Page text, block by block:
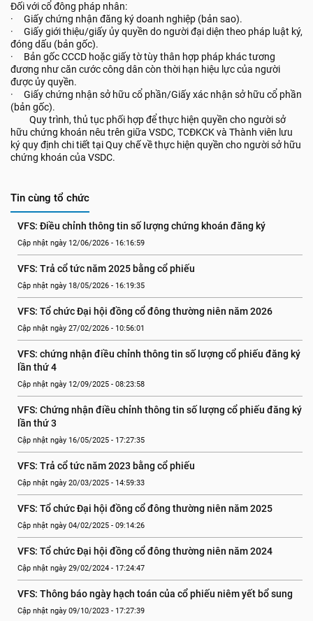
Đối với cổ đông pháp nhân:
· Giấy chứng nhận đăng ký doanh nghiệp (bản sao).
· Giấy giới thiệu/giấy ủy quyền do người đại diện theo pháp luật ký,
đóng dấu (bản gốc).
· Bản gốc CCCD hoặc giấy tờ tùy thân hợp pháp khác tương
đương như căn cước công dân còn thời hạn hiệu lực của người
được ủy quyền.
· Giấy chứng nhận sở hữu cổ phần/Giấy xác nhận sở hữu cổ phần
(bản gốc).
Quy trình, thủ tục phối hợp để thực hiện quyền cho người sở
hữu chứng khoán nêu trên giữa VSDC, TCĐKCK và Thành viên lưu
ký quy định chi tiết tại Quy chế về thực hiện quyền cho người sở hữu
chứng khoán của VSDC.
Tin cùng tổ chức
VFS: Điều chỉnh thông tin số lượng chứng khoán đăng ký
Cập nhật ngày 12/06/2026 - 16:16:59
VFS: Trả cổ tức năm 2025 bằng cổ phiếu
Cập nhật ngày 18/05/2026 - 16:19:35
VFS: Tổ chức Đại hội đồng cổ đông thường niên năm 2026
Cập nhật ngày 27/02/2026 - 10:56:01
VFS: chứng nhận điều chỉnh thông tin số lượng cổ phiếu đăng ký
lần thứ 4
Cập nhật ngày 12/09/2025 - 08:23:58
VFS: Chứng nhận điều chỉnh thông tin số lượng cổ phiếu đăng ký
lần thứ 3
Cập nhật ngày 16/05/2025 - 17:27:35
VFS: Trả cổ tức năm 2023 bằng cổ phiếu
Cập nhật ngày 20/03/2025 - 14:59:33
VFS: Tổ chức Đại hội đồng cổ đông thường niên năm 2025
Cập nhật ngày 04/02/2025 - 09:14:26
VFS: Tổ chức Đại hội đồng cổ đông thường niên năm 2024
Cập nhật ngày 29/02/2024 - 17:24:47
VFS: Thông báo ngày hạch toán của cổ phiếu niêm yết bổ sung
Cập nhật ngày 09/10/2023 - 17:27:39